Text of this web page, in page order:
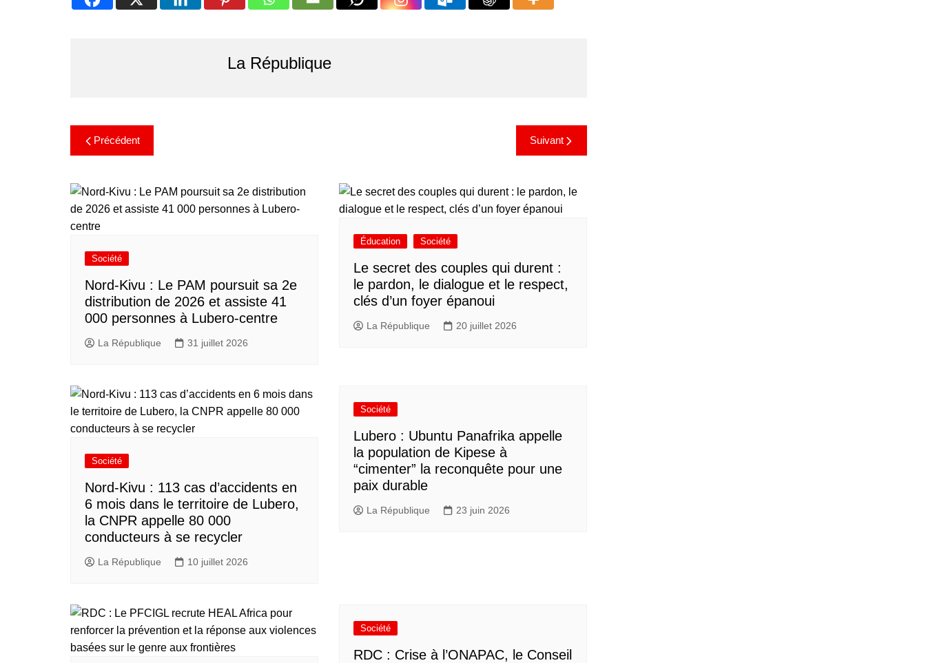
La République
Précédent Suivant
Société
Nord-Kivu : Le PAM poursuit sa 2e
distribution de 2026 et assiste 41
000 personnes à Lubero-centre
La République 31 juillet 2026
Éducation Société
Le secret des couples qui durent :
le pardon, le dialogue et le respect,
clés d’un foyer épanoui
La République 20 juillet 2026
Société
Nord-Kivu : 113 cas d’accidents en
6 mois dans le territoire de Lubero,
la CNPR appelle 80 000
conducteurs à se recycler
La République 10 juillet 2026
Société
Lubero : Ubuntu Panafrika appelle
la population de Kipese à
“cimenter” la reconquête pour une
paix durable
La République 23 juin 2026
Société
RDC : Crise à l’ONAPAC, le Conseil